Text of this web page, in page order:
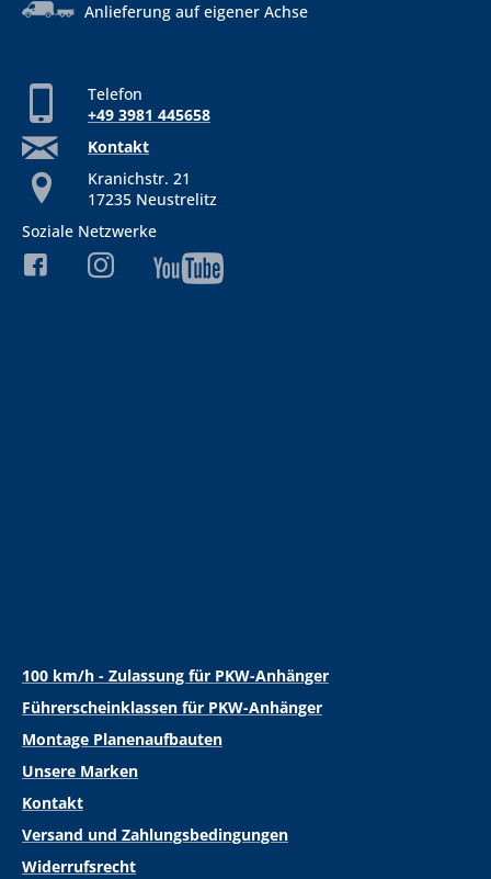
Anlieferung auf eigener Achse
Telefon
+49 3981 445658
Kontakt
Kranichstr. 21
17235 Neustrelitz
Soziale Netzwerke
100 km/h - Zulassung für PKW-Anhänger
Führerscheinklassen für PKW-Anhänger
Montage Planenaufbauten
Unsere Marken
Kontakt
Versand und Zahlungsbedingungen
Widerrufsrecht